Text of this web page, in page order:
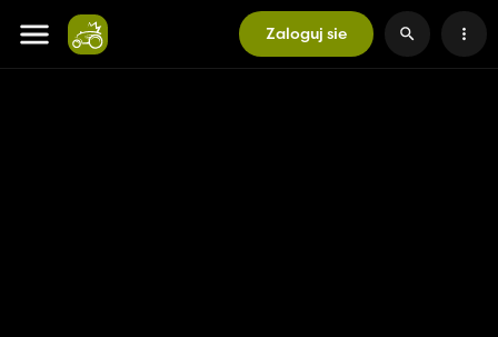
Zaloguj sie